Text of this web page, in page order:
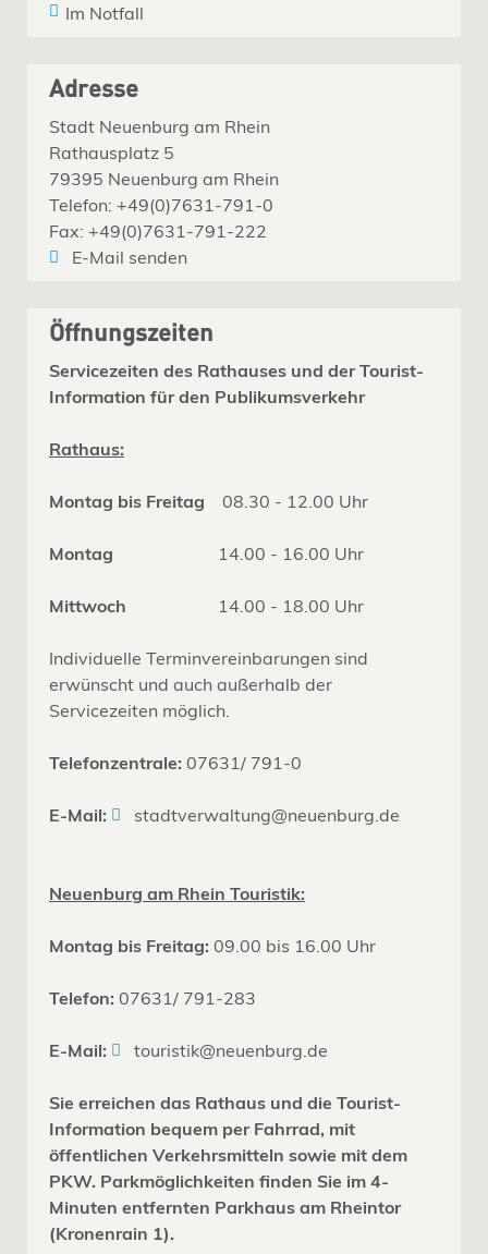
Im Notfall
Adresse
Stadt Neuenburg am Rhein
Rathausplatz 5
79395 Neuenburg am Rhein
Telefon: +49(0)7631-791-0
Fax: +49(0)7631-791-222
E-Mail senden
Öffnungszeiten
Servicezeiten des Rathauses und der Tourist-
Information für den Publikumsverkehr
Rathaus:
Montag bis Freitag 08.30 - 12.00 Uhr
Montag 14.00 - 16.00 Uhr
Mittwoch 14.00 - 18.00 Uhr
Individuelle Terminvereinbarungen sind
erwünscht und auch außerhalb der
Servicezeiten möglich.
Telefonzentrale: 07631/ 791-0
E-Mail: stadtverwaltung@neuenburg.de
Neuenburg am Rhein Touristik:
Montag bis Freitag: 09.00 bis 16.00 Uhr
Telefon: 07631/ 791-283
E-Mail: touristik@neuenburg.de
Sie erreichen das Rathaus und die Tourist-
Information bequem per Fahrrad, mit
öffentlichen Verkehrsmitteln sowie mit dem
PKW. Parkmöglichkeiten finden Sie im 4-
Minuten entfernten Parkhaus am Rheintor
(Kronenrain 1).